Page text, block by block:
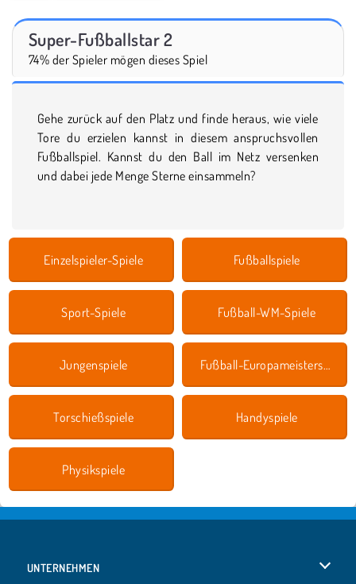
Super-Fußballstar 2
74% der Spieler mögen dieses Spiel
Gehe zurück auf den Platz und finde heraus, wie viele
Tore du erzielen kannst in diesem anspruchsvollen
Fußballspiel. Kannst du den Ball im Netz versenken
und dabei jede Menge Sterne einsammeln?
Einzelspieler-Spiele Fußballspiele
Sport-Spiele Fußball-WM-Spiele
Jungenspiele Fußball-Europameisterschaft Spielen
Torschießspiele Handyspiele
Physikspiele
UNTERNEHMEN